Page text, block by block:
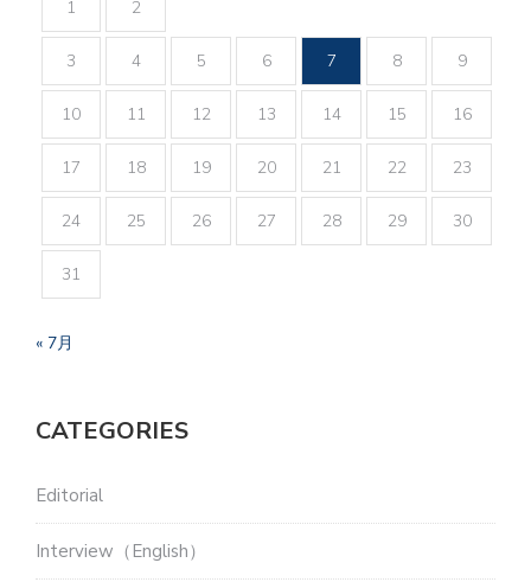
1 2
3 4 5 6 7 8 9
10 11 12 13 14 15 16
17 18 19 20 21 22 23
24 25 26 27 28 29 30
31
« 7月
CATEGORIES
Editorial
Interview（English）